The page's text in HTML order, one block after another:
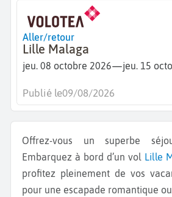
Aller/retour
Lille Malaga
jeu. 08 octobre 2026—jeu. 15
Publié le09/08/2026
Offrez-vous un superbe séjour à Malaga !
Embarquez à bord d’un vol Lille
profitez pleinement de vos
pour une escapade romantique